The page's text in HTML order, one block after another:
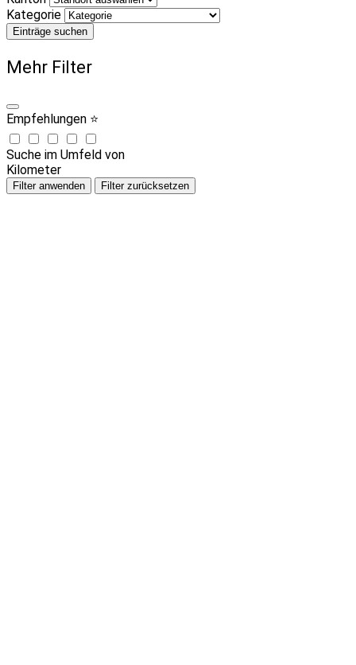
Kategorie
Einträge suchen
Mehr Filter
Empfehlungen ⭐
Suche im Umfeld von
Kilometer
Filter anwenden Filter zurücksetzen